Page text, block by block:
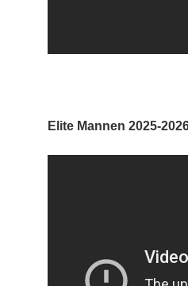
Elite Mannen 2025-